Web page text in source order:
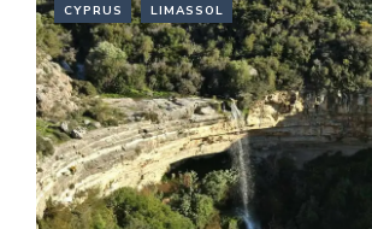
CYPRUS LIMASSOL